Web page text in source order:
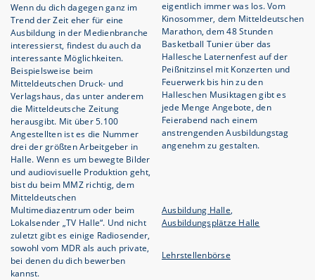
Wenn du dich dagegen ganz im
Trend der Zeit eher für eine
Ausbildung in der Medienbranche
interessierst, findest du auch da
interessante Möglichkeiten.
Beispielsweise beim
Mitteldeutschen Druck- und
Verlagshaus, das unter anderem
die Mitteldeutsche Zeitung
herausgibt. Mit über 5.100
Angestellten ist es die Nummer
drei der größten Arbeitgeber in
Halle. Wenn es um bewegte Bilder
und audiovisuelle Produktion geht,
bist du beim MMZ richtig, dem
Mitteldeutschen
Multimediazentrum oder beim
Lokalsender „TV Halle“. Und nicht
zuletzt gibt es einige Radiosender,
sowohl vom MDR als auch private,
bei denen du dich bewerben
kannst.
eigentlich immer was los. Vom
Kinosommer, dem Mitteldeutschen
Marathon, dem 48 Stunden
Basketball Tunier über das
Hallesche Laternenfest auf der
Peißnitzinsel mit Konzerten und
Feuerwerk bis hin zu den
Halleschen Musiktagen gibt es
jede Menge Angebote, den
Feierabend nach einem
anstrengenden Ausbildungstag
angenehm zu gestalten.
Ausbildung Halle,
Ausbildungsplätze Halle
Lehrstellenbörse